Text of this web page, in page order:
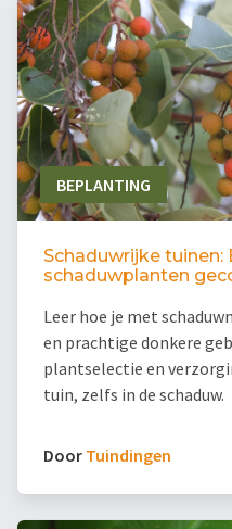
BEPLANTING
Schaduwrijke
schaduwplanten
Leer hoe je met
en prachtige donkere
plantselectie en
tuin, zelfs in de schaduw.
Door Tuindingen